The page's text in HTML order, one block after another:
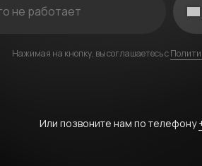
Нажимая на кнопку, вы соглашаетесь с
Или позвоните нам по телефону